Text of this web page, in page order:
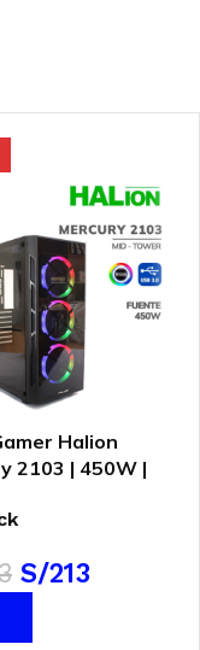
Halion
2103 | 450W |
S/213
AL CARRITO